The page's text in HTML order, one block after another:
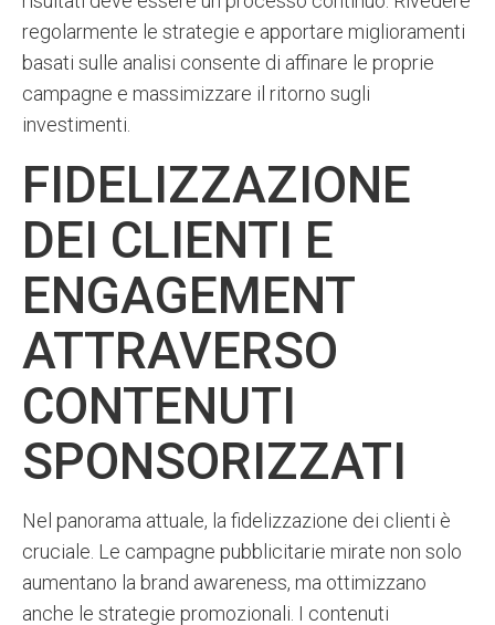
regolarmente le strategie e apportare miglioramenti
basati sulle analisi consente di affinare le proprie
campagne e massimizzare il ritorno sugli
investimenti.
FIDELIZZAZIONE
DEI CLIENTI E
ENGAGEMENT
ATTRAVERSO
CONTENUTI
SPONSORIZZATI
Nel panorama attuale, la fidelizzazione dei clienti è
cruciale. Le campagne pubblicitarie mirate non solo
aumentano la brand awareness, ma ottimizzano
anche le strategie promozionali. I contenuti